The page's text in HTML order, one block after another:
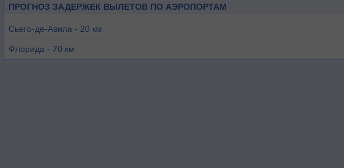
ПРОГНОЗ ЗАДЕРЖЕК ВЫЛЕТОВ ПО АЭРОПОРТАМ
Сьего-де-Авила - 20 км
Флорида - 70 км